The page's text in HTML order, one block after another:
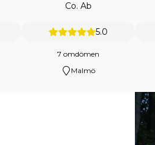
Co. Ab
5.0
7 omdömen
Malmö